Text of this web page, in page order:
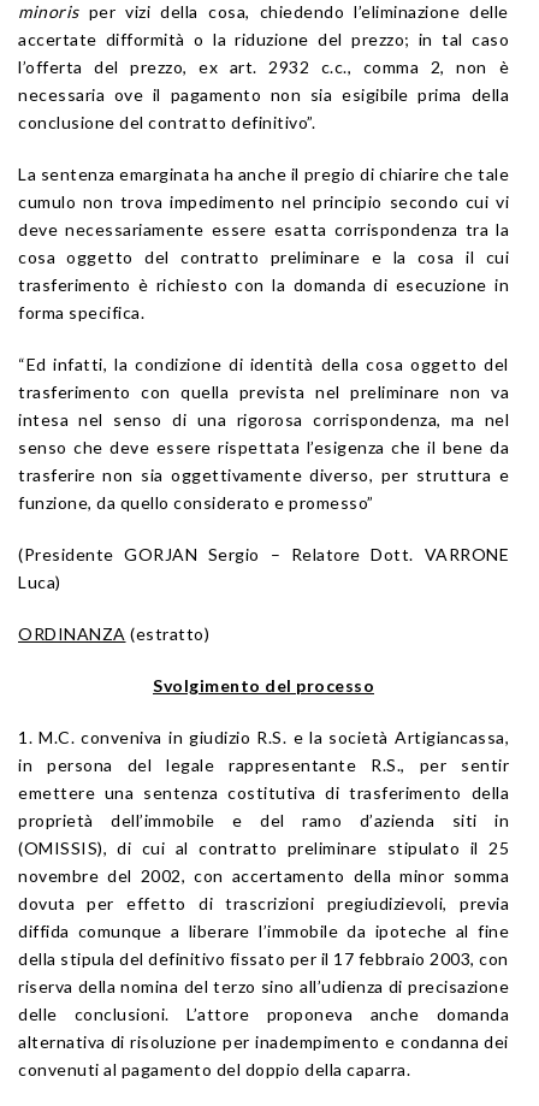
minorisper vizi della cosa, chiedendo l’eliminazione delle
accertate difformità o la riduzione del prezzo; in tal caso
l’offerta del prezzo, ex art. 2932 c.c., comma 2, non è
necessaria ove il pagamento non sia esigibile prima della
conclusione del contratto definitivo”.
La sentenza emarginata ha anche il pregio di chiarire che tale
cumulo non trova impedimento nel principio secondo cui vi
deve necessariamente essere esatta corrispondenza tra la
cosa oggetto del contratto preliminare e la cosa il cui
trasferimento è richiesto con la domanda di esecuzione in
forma specifica.
“Ed infatti, la condizione di identità della cosa oggetto del
trasferimento con quella prevista nel preliminare non va
intesa nel senso di una rigorosa corrispondenza, ma nel
senso che deve essere rispettata l’esigenza che il bene da
trasferire non sia oggettivamente diverso, per struttura e
funzione, da quello considerato e promesso”
(Presidente GORJAN Sergio – Relatore Dott. VARRONE
Luca)
ORDINANZA (estratto)
Svolgimento del processo
1. M.C. conveniva in giudizio R.S. e la società Artigiancassa,
in persona del legale rappresentante R.S., per sentir
emettere una sentenza costitutiva di trasferimento della
proprietà dell’immobile e del ramo d’azienda siti in
(OMISSIS), di cui al contratto preliminare stipulato il 25
novembre del 2002, con accertamento della minor somma
dovuta per effetto di trascrizioni pregiudizievoli, previa
diffida comunque a liberare l’immobile da ipoteche al fine
della stipula del definitivo fissato per il 17 febbraio 2003, con
riserva della nomina del terzo sino all’udienza di precisazione
delle conclusioni. L’attore proponeva anche domanda
alternativa di risoluzione per inadempimento e condanna dei
convenuti al pagamento del doppio della caparra.